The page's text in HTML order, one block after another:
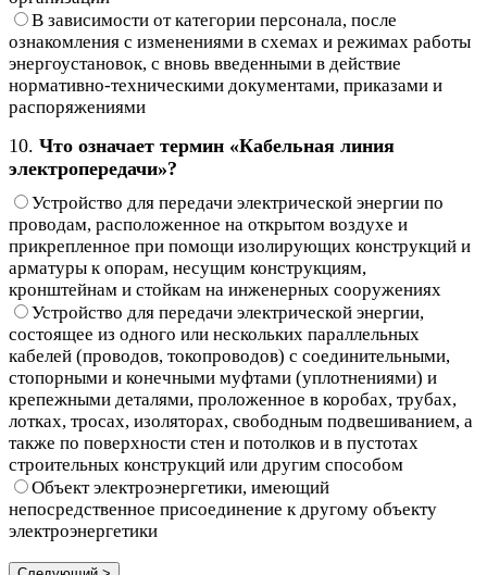
В зависимости от категории персонала, после
ознакомления с изменениями в схемах и режимах работы
энергоустановок, с вновь введенными в действие
нормативно-техническими документами, приказами и
распоряжениями
10. Что означает термин «Кабельная линия
электропередачи»?
Устройство для передачи электрической энергии по
проводам, расположенное на открытом воздухе и
прикрепленное при помощи изолирующих конструкций и
арматуры к опорам, несущим конструкциям,
кронштейнам и стойкам на инженерных сооружениях
Устройство для передачи электрической энергии,
состоящее из одного или нескольких параллельных
кабелей (проводов, токопроводов) с соединительными,
стопорными и конечными муфтами (уплотнениями) и
крепежными деталями, проложенное в коробах, трубах,
лотках, тросах, изоляторах, свободным подвешиванием, а
также по поверхности стен и потолков и в пустотах
строительных конструкций или другим способом
Объект электроэнергетики, имеющий
непосредственное присоединение к другому объекту
электроэнергетики